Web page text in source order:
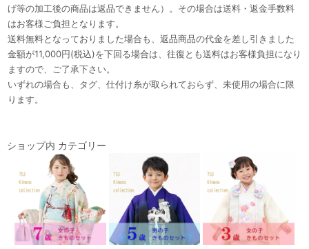
げ等の加工後の商品は返品できません）。その場合は送料・返金手数料
はお客様ご負担となります。
送料無料となっておりました場合も、返品商品の代金を差し引きました
金額が11,000円(税込)を下回る場合は、往復とも送料はお客様負担になり
ますので、ご了承下さい。
いずれの場合も、タグ、仕付け糸が取られておらず、未使用の場合に限
ります。
ショップ内 カテゴリー